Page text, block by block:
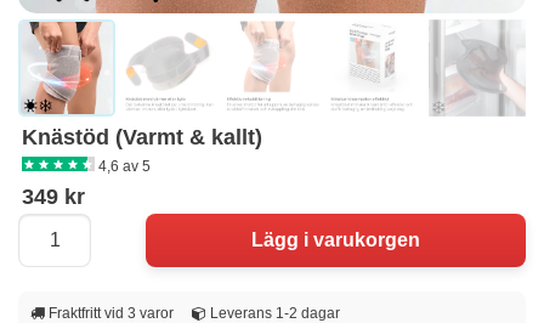
Knästöd (Varmt & kallt)
4,6 av 5
349 kr
Fraktfritt vid 3 varor Leverans 1-2 dagar